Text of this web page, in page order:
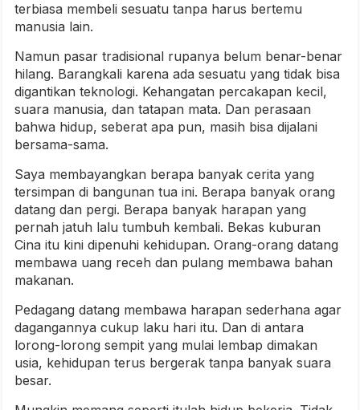
terbiasa membeli sesuatu tanpa harus bertemu
manusia lain.
Namun pasar tradisional rupanya belum benar-benar
hilang. Barangkali karena ada sesuatu yang tidak bisa
digantikan teknologi. Kehangatan percakapan kecil,
suara manusia, dan tatapan mata. Dan perasaan
bahwa hidup, seberat apa pun, masih bisa dijalani
bersama-sama.
Saya membayangkan berapa banyak cerita yang
tersimpan di bangunan tua ini. Berapa banyak orang
datang dan pergi. Berapa banyak harapan yang
pernah jatuh lalu tumbuh kembali. Bekas kuburan
Cina itu kini dipenuhi kehidupan. Orang-orang datang
membawa uang receh dan pulang membawa bahan
makanan.
Pedagang datang membawa harapan sederhana agar
dagangannya cukup laku hari itu. Dan di antara
lorong-lorong sempit yang mulai lembap dimakan
usia, kehidupan terus bergerak tanpa banyak suara
besar.